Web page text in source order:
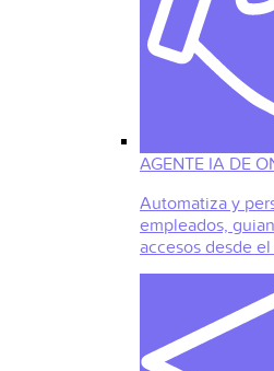
AGENTE IA DE
Automatiza y
empleados,
accesos desde